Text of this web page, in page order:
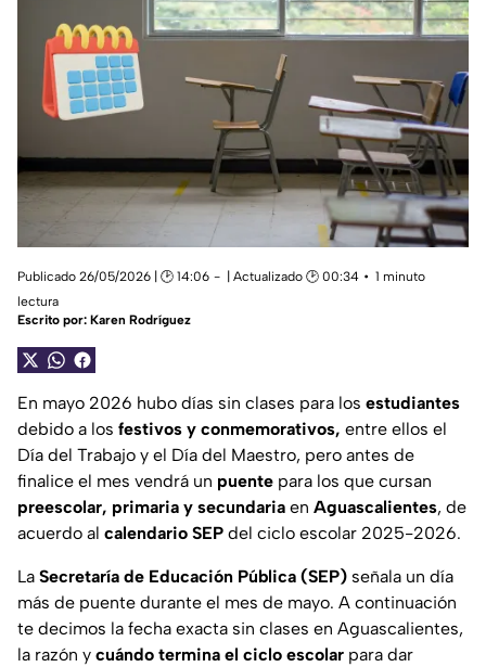
Publicado 26/05/2026 | 🕑 14:06 | Actualizado 🕑 00:34
1 minuto
lectura
Escrito por: Karen Rodríguez
En mayo 2026 hubo días sin clases para los estudiantes
debido a los festivos y conmemorativos, entre ellos el
Día del Trabajo y el Día del Maestro, pero antes de
finalice el mes vendrá un puente para los que cursan
preescolar, primaria y secundaria en Aguascalientes, de
acuerdo al calendario SEP del ciclo escolar 2025-2026.
La Secretaría de Educación Pública (SEP) señala un día
más de puente durante el mes de mayo. A continuación
te decimos la fecha exacta sin clases en Aguascalientes,
la razón y cuándo termina el ciclo escolar para dar